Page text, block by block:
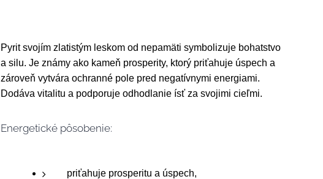
Pyrit svojím zlatistým leskom od nepamäti symbolizuje bohatstvo
a silu. Je známy ako kameň prosperity, ktorý priťahuje úspech a
zároveň vytvára ochranné pole pred negatívnymi energiami.
Dodáva vitalitu a podporuje odhodlanie ísť za svojimi cieľmi.
Energetické pôsobenie:
priťahuje prosperitu a úspech,